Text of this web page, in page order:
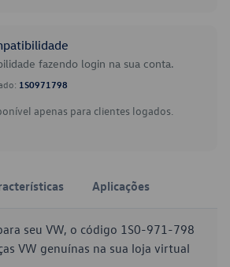
fazendo login na sua conta.
1S0971798
apenas para clientes logados.
Aplicações
seu VW, o código 1S0-971-798
VW genuínas na sua loja virtual